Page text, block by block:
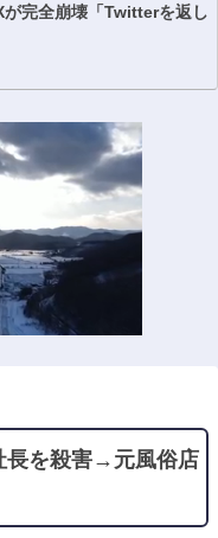
が完全崩壊「Twitterを返し
長を殺害→元風俗店